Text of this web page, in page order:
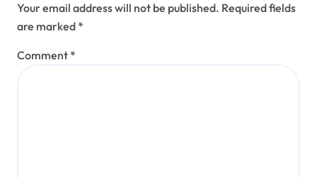
Your email address will not be published. Required fields
are marked *
Comment *